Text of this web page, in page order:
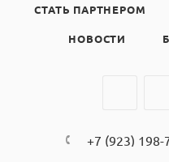
СТАТЬ ПАРТНЕРОМ
НОВОСТИ
+7 (923) 198-